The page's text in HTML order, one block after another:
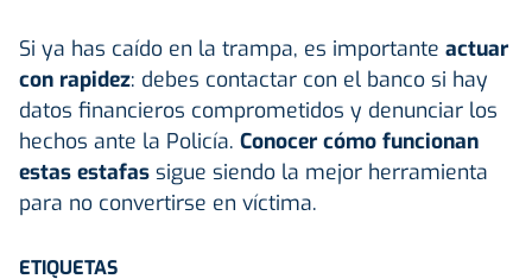
Si ya has caído en la trampa, es importante actuar
con rapidez: debes contactar con el banco si hay
datos financieros comprometidos y denunciar los
hechos ante la Policía. Conocer cómo funcionan
estas estafas sigue siendo la mejor herramienta
para no convertirse en víctima.
ETIQUETAS